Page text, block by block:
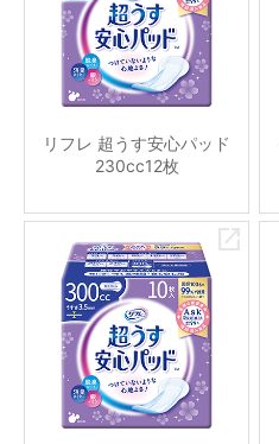
リフレ 超うす安心パッド
230cc12枚